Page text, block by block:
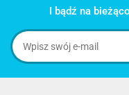
I bądź na